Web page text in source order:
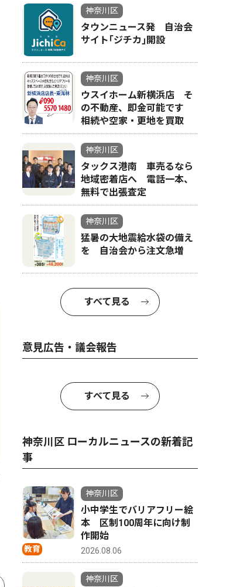
社会
大口通商店街で８月30・31日
に「納涼夜店」
浦島小す
卒業生たち
神奈川区
タウンニュース発 自治会
サイト｢ジチカ｣開設
神奈川区
ウスイホーム新横浜店 そ
の不動産、即金可能です
相続や空家・更地を買取
神奈川区
タックス港南 車売るなら
地域密着店へ 電話一本、
無料で出張査定
神奈川区
猛暑の大地震給水袋の備え
を 自治会から注文急増
すべて見る
意見広告・議会報告
すべて見る
神奈川区 ローカルニュースの新着記
事
教育
神奈川区
小中学生でバリアフリー絵
本 区制100周年に向け制
作開始
2026.08.06
神奈川区